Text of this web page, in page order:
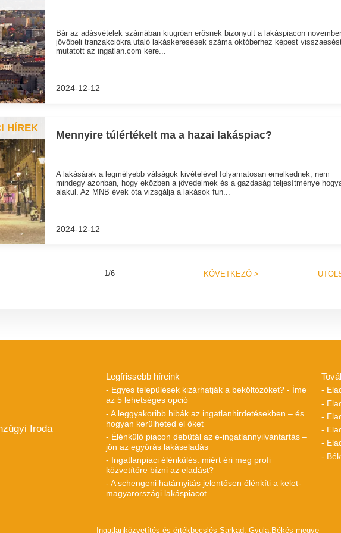
Bár az adásvételek számában kiugróan erősnek bizonyult a lakáspiacon
jövőbeli tranzakciókra utaló lakáskeresések száma októberhez képest
mutatott az ingatlan.com kere...
2024-12-12
HÍREK
Mennyire túlértékelt ma a hazai lakáspiac?
A lakásárak a legmélyebb válságok kivételével folyamatosan emelkednek, nem
mindegy azonban, hogy eközben a jövedelmek és a gazdaság teljesítménye
alakul. Az MNB évek óta vizsgálja a lakások fun...
2024-12-12
1/6 KÖVETKEZŐ>
Iroda
Legfrissebb híreink
- Egyes települések kizárhatják a beköltözőket? - Íme
az 5 lehetséges opció
- A leggyakoribb hibák az ingatlanhirdetésekben – és
hogyan kerülheted el őket
- Élénkülő piacon debütál az e-ingatlannyilvántartás –
jön az egyórás lakáseladás
- Ingatlanpiaci élénkülés: miért éri meg profi
közvetítőre bízni az eladást?
- A schengeni határnyitás jelentősen élénkíti a kelet-
magyarországi lakáspiacot
-
-
-
-
-
-
Ingatlanközvetítés és értékbecslés Sarkad, Gyula,Békés megye